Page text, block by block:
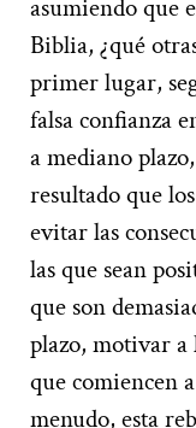
asumiendo que
Biblia, ¿qué
primer lugar,
falsa confianza
a mediano plazo,
resultado que
evitar las
las que sean
que son
plazo, motivar a
que comiencen
menudo, esta